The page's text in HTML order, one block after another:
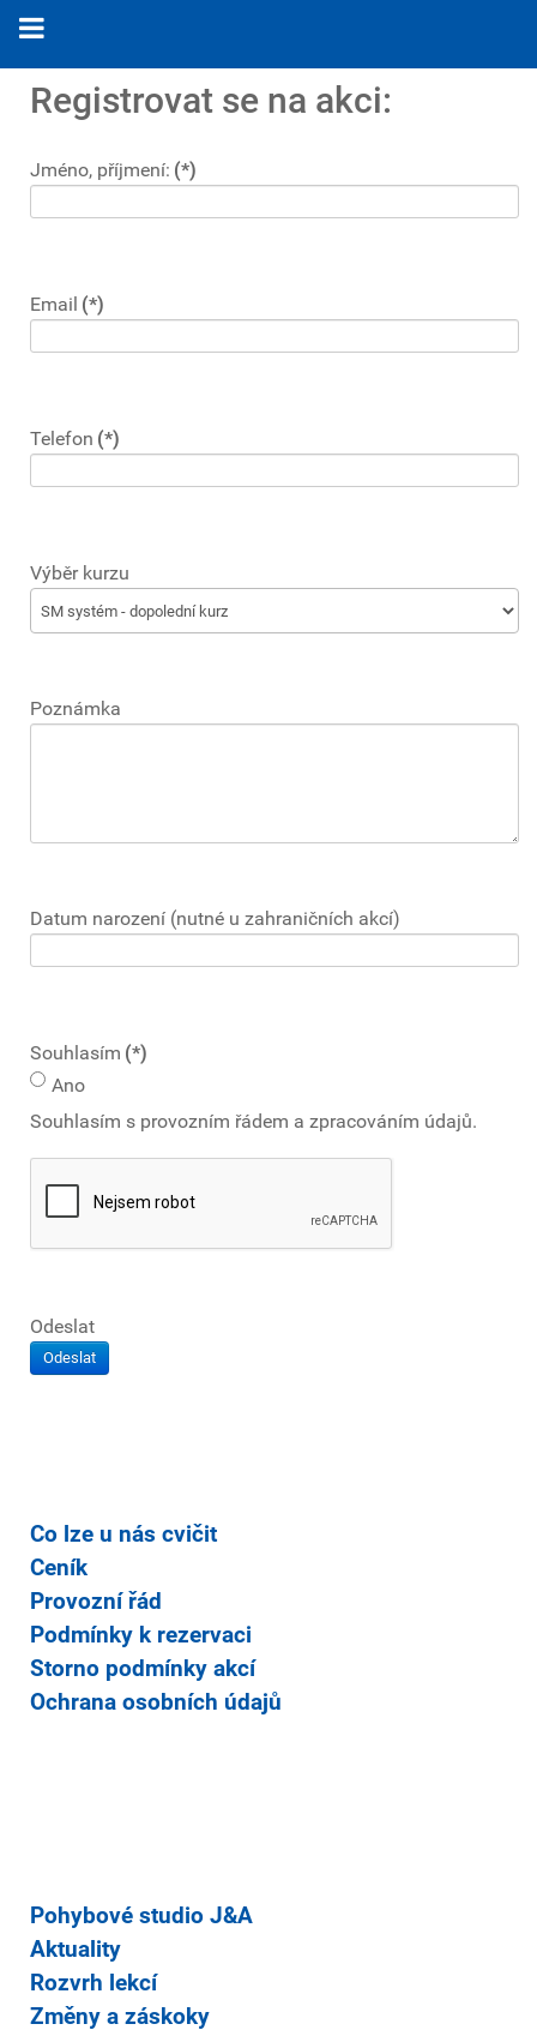
Registrovat se na akci:
Jméno, příjmení: (*)
Email (*)
Telefon (*)
Výběr kurzu
Poznámka
Datum narození (nutné u zahraničních akcí)
Souhlasím (*)
Ano
Souhlasím s provozním řádem a zpracováním údajů.
Odeslat
Odeslat
Co lze u nás cvičit
Ceník
Provozní řád
Podmínky k rezervaci
Storno podmínky akcí
Ochrana osobních údajů
Pohybové studio J&A
Aktuality
Rozvrh lekcí
Změny a záskoky